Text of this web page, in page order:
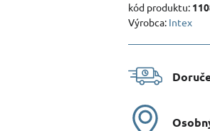
kód produktu:
Výrobca: Intex